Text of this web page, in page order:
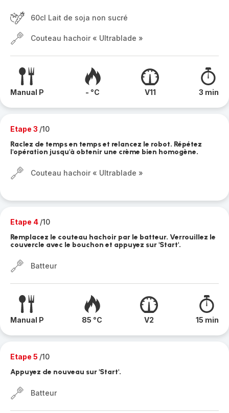
60cl Lait de soja non sucré
Couteau hachoir « Ultrablade »
Manual P - °C V11 3 min
Etape 3 /10
Raclez de temps en temps et relancez le robot. Répétez
l'opération jusqu'à obtenir une crème bien homogène.
Couteau hachoir « Ultrablade »
Etape 4 /10
Remplacez le couteau hachoir par le batteur. Verrouillez le
couvercle avec le bouchon et appuyez sur 'Start'.
Batteur
Manual P 85 °C V2 15 min
Etape 5 /10
Appuyez de nouveau sur 'Start'.
Batteur